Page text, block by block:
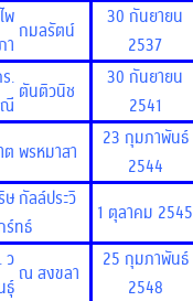
พ
า
กมลรัตน์
30 กันยายน
2537
.
ณี
ตันติวนิช
30 กันยายน
2541
ต พรหมาสา
23 กุมภาพันธ์
2544
ษ
ร์
กัลล์ประวิ
ทธ์
1 ตุลาคม 2545
ว
ธุ์
ณ สงขลา
25 กุมภาพันธ์
2548